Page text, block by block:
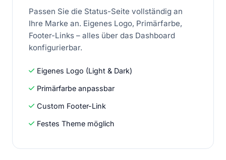
Passen Sie die Status-Seite vollständig an
Ihre Marke an. Eigenes Logo, Primärfarbe,
Footer-Links – alles über das Dashboard
konfigurierbar.
Eigenes Logo (Light & Dark)
Primärfarbe anpassbar
Custom Footer-Link
Festes Theme möglich